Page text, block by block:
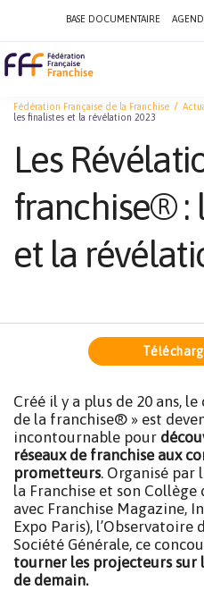
BASE DOCUMENTAIRE
Fédération Française de la Franchise
les finalistes et la révélation 2023
Les
franchise® :
et la
Créé il y a plus de 20 ans,
de la franchise® » est
incontournable pour
réseaux de franchise aux
prometteurs. Organisé par
la Franchise et son
avec Franchise Magazine,
Expo Paris), l’Observatoire
Société Générale, ce
tourner les projecteurs sur
de demain.